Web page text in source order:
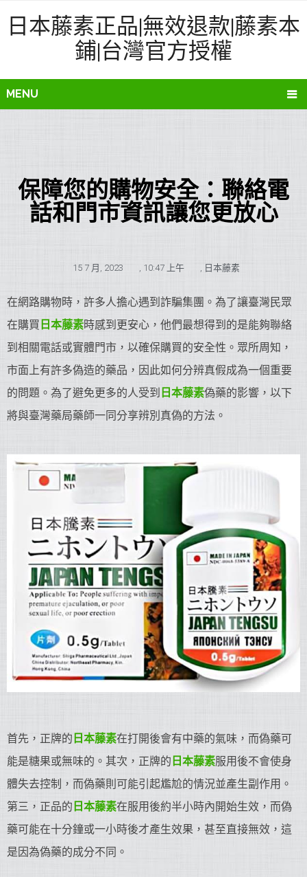
日本藤素正品|無效退款|藤素本
鋪|台灣官方授權
MENU
保障您的購物安全：聯絡電
話和門市資訊讓您更放心
15 7 月, 2023 , 10:47 上午 , 日本藤素
在網路購物時，許多人擔心遇到詐騙集團。為了讓臺灣民眾
在購買 日本藤素時感到更安心，他們最想得到的是能夠聯絡
到相關電話或實體門市，以確保購買的安全性。眾所周知，
市面上有許多偽造的藥品，因此如何分辨真假成為一個重要
的問題。為了避免更多的人受到 日本藤素偽藥的影響，以下
將與臺灣藥局藥師一同分享辨別真偽的方法。
首先，正牌的 日本藤素在打開後會有中藥的氣味，而偽藥可
能是糖果或無味的。其次，正牌的 日本藤素服用後不會使身
體失去控制，而偽藥則可能引起尷尬的情況並產生副作用。
第三，正品的 日本藤素在服用後約半小時內開始生效，而偽
藥可能在十分鐘或一小時後才產生效果，甚至直接無效，這
是因為偽藥的成分不同。